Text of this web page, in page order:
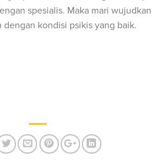
spesialis. Maka mari wujudkan
dengan kondisi psikis yang baik.